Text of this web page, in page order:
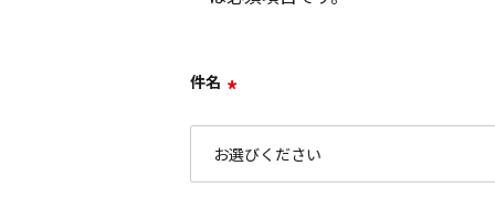
件名 *